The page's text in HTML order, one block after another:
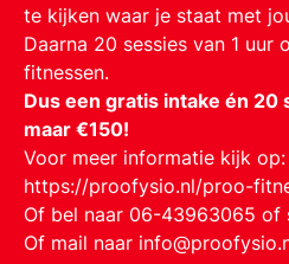
te kijken waar je staat met
Daarna 20 sessies van 1 uur
fitnessen.
Dus een gratis intake én 20
maar €150!
Voor meer informatie kijk op:
https://proofysio.nl/proo-
Of bel naar 06-43963065 of
Of mail naar